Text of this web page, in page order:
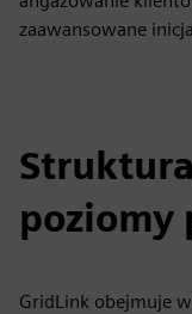
zaawansowane
poziomy
GridLink obejmuje